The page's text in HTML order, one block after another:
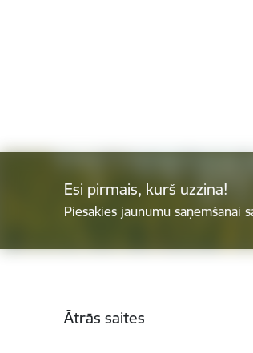
Esi pirmais, kurš uzzina!
Piesakies jaunumu saņemšanai
Ātrās saites